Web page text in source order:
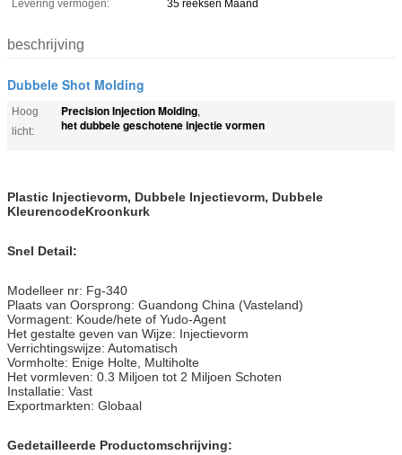
Levering vermogen:
35 reeksen Maand
beschrijving
Dubbele Shot Molding
Hoog
licht:
Precision Injection Molding,
het dubbele geschotene injectie vormen
Plastic Injectievorm, Dubbele Injectievorm, Dubbele
KleurencodeKroonkurk
Snel Detail:
Modelleer nr: Fg-340
Plaats van Oorsprong: Guandong China (Vasteland)
Vormagent: Koude/hete of Yudo-Agent
Het gestalte geven van Wijze: Injectievorm
Verrichtingswijze: Automatisch
Vormholte: Enige Holte, Multiholte
Het vormleven: 0.3 Miljoen tot 2 Miljoen Schoten
Installatie: Vast
Exportmarkten: Globaal
Gedetailleerde Productomschrijving: